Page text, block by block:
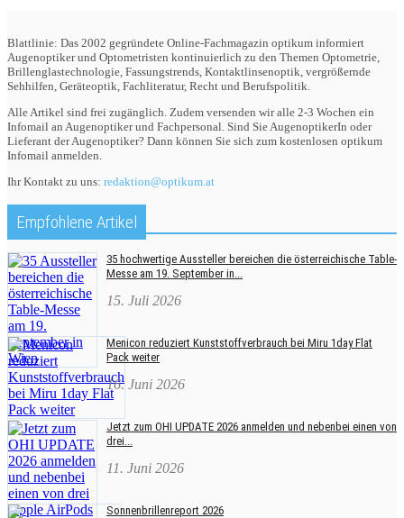
Blattlinie: Das 2002 gegründete Online-Fachmagazin optikum informiert
Augenoptiker und Optometristen kontinuierlich zu den Themen Optometrie,
Brillenglastechnologie, Fassungstrends, Kontaktlinsenoptik, vergrößernde
Sehhilfen, Geräteoptik, Fachliteratur, Recht und Berufspolitik.
Alle Artikel sind frei zugänglich. Zudem versenden wir alle 2-3 Wochen ein
Infomail an Augenoptiker und Fachpersonal. Sind Sie AugenoptikerIn oder
Lieferant der Augenoptiker? Dann können Sie sich zum kostenlosen optikum
Infomail anmelden.
Ihr Kontakt zu uns: redaktion@optikum.at
Empfohlene Artikel
35 hochwertige Aussteller bereichen die österreichische Table-
Messe am 19. September in...
15. Juli 2026
Menicon reduziert Kunststoffverbrauch bei Miru 1day Flat
Pack weiter
16. Juni 2026
Jetzt zum OHI UPDATE 2026 anmelden und nebenbei einen von
drei...
11. Juni 2026
Sonnenbrillenreport 2026